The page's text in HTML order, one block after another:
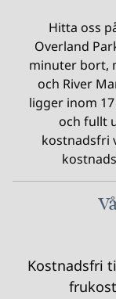
Hitta oss
Overland
minuter bort,
och River
ligger inom
och fullt
kostnadsfri
Kostnadsfri
frukost